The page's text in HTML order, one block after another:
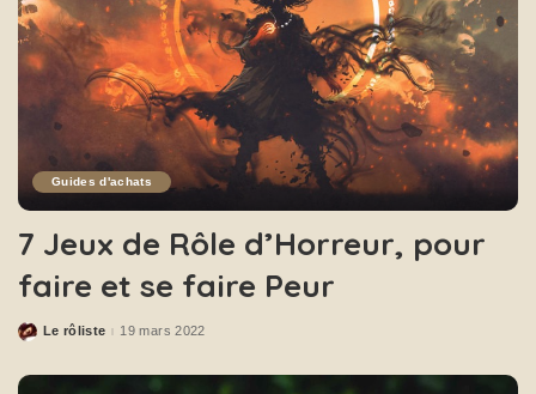
Guides d'achats
7 Jeux de Rôle d’Horreur, pour
faire et se faire Peur
Le rôliste 19 mars 2022